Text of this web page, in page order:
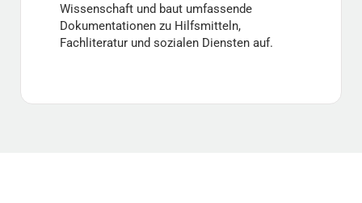
Wissenschaft und baut umfassende
Dokumentationen zu Hilfsmitteln,
Fachliteratur und sozialen Diensten auf.